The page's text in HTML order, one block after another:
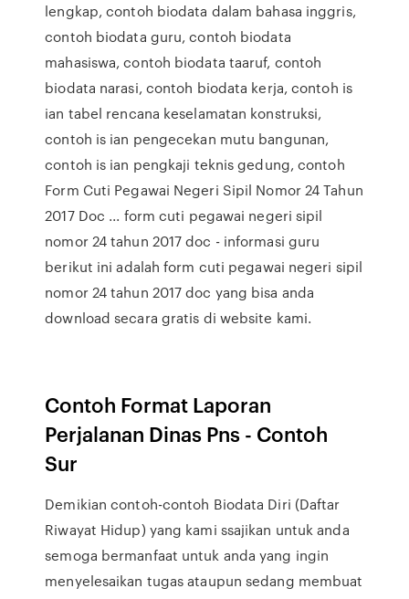
lengkap, contoh biodata dalam bahasa inggris,
contoh biodata guru, contoh biodata
mahasiswa, contoh biodata taaruf, contoh
biodata narasi, contoh biodata kerja, contoh is
ian tabel rencana keselamatan konstruksi,
contoh is ian pengecekan mutu bangunan,
contoh is ian pengkaji teknis gedung, contoh
Form Cuti Pegawai Negeri Sipil Nomor 24 Tahun
2017 Doc ... form cuti pegawai negeri sipil
nomor 24 tahun 2017 doc - informasi guru
berikut ini adalah form cuti pegawai negeri sipil
nomor 24 tahun 2017 doc yang bisa anda
download secara gratis di website kami.
Contoh Format Laporan
Perjalanan Dinas Pns - Contoh
Sur
Demikian contoh-contoh Biodata Diri (Daftar
Riwayat Hidup) yang kami ssajikan untuk anda
semoga bermanfaat untuk anda yang ingin
menyelesaikan tugas ataupun sedang membuat